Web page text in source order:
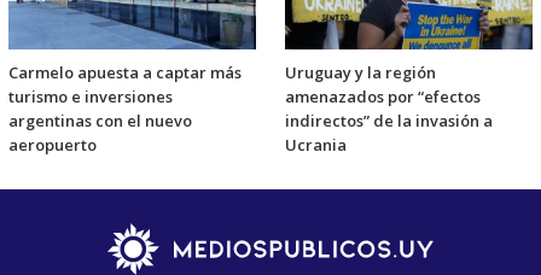
Carmelo apuesta a captar más
turismo e inversiones
argentinas con el nuevo
aeropuerto
Uruguay y la región
amenazados por “efectos
indirectos” de la invasión a
Ucrania